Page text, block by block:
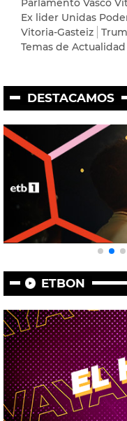
Parlamento Vasco
Ex lider Unidas
Vitoria-Gasteiz
Temas de
DESTACAMOS
ETBON